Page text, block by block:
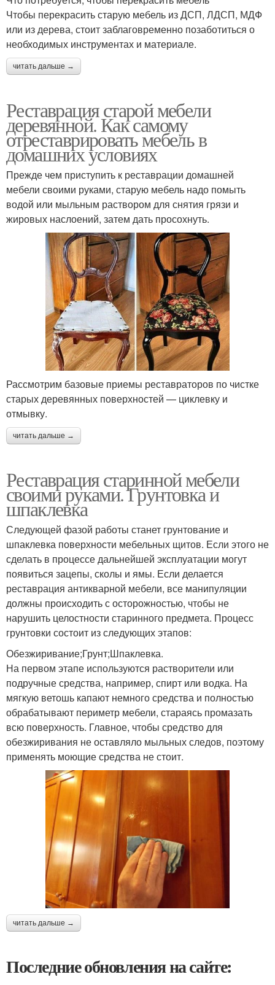
Чтобы перекрасить старую мебель из ДСП, ЛДСП, МДФ
или из дерева, стоит заблаговременно позаботиться о
необходимых инструментах и материале.
читать дальше →
Реставрация старой мебели
деревянной. Как самому
отреставрировать мебель в
домашних условиях
Прежде чем приступить к реставрации домашней
мебели своими руками, старую мебель надо помыть
водой или мыльным раствором для снятия грязи и
жировых наслоений, затем дать просохнуть.
Рассмотрим базовые приемы реставраторов по чистке
старых деревянных поверхностей — циклевку и
отмывку.
читать дальше →
Реставрация старинной мебели
своими руками. Грунтовка и
шпаклевка
Следующей фазой работы станет грунтование и
шпаклевка поверхности мебельных щитов. Если этого не
сделать в процессе дальнейшей эксплуатации могут
появиться зацепы, сколы и ямы. Если делается
реставрация антикварной мебели, все манипуляции
должны происходить с осторожностью, чтобы не
нарушить целостности старинного предмета. Процесс
грунтовки состоит из следующих этапов:
Обезжиривание;Грунт;Шпаклевка.
На первом этапе используются растворители или
подручные средства, например, спирт или водка. На
мягкую ветошь капают немного средства и полностью
обрабатывают периметр мебели, стараясь промазать
всю поверхность. Главное, чтобы средство для
обезжиривания не оставляло мыльных следов, поэтому
применять моющие средства не стоит.
читать дальше →
Последние обновления на сайте: